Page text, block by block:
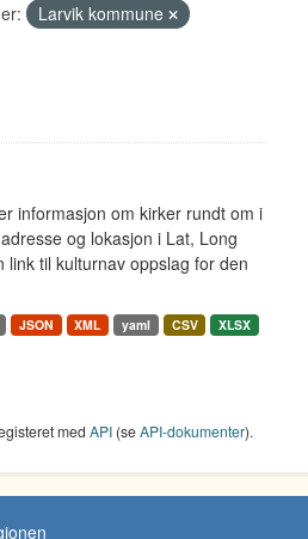
Larvik kommune
informasjon om kirker rundt om i
og lokasjon i Lat, Long
link til kulturnav oppslag for den
JSON XML yaml CSV
XLSX
med API (seAPI-dokumenter).